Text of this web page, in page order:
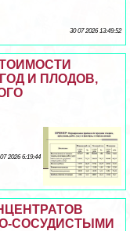
30 07 2026 13:49:52
И ПЛОДОВ,
2026 6:19:44
СОСУДИСТЫМИ